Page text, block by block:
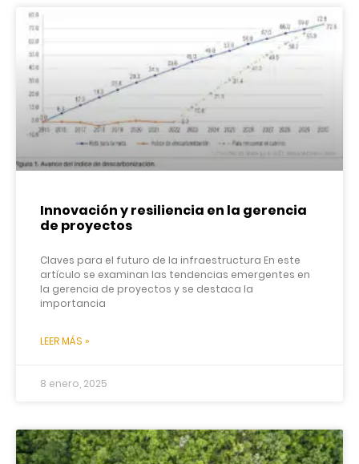
Innovación y resiliencia en la gerencia
de proyectos
Claves para el futuro de la infraestructura En este
artículo se examinan las tendencias emergentes en
la gerencia de proyectos y se destaca la
importancia
LEER MÁS »
8 enero, 2025